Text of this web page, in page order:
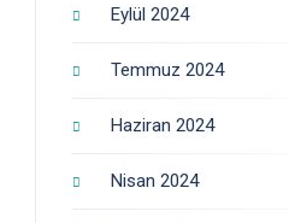
Eylül 2024
Temmuz 2024
Haziran 2024
Nisan 2024